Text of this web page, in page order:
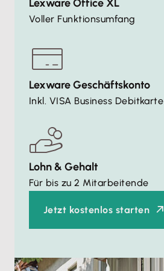
Lexware Office XL
Voller Funktionsumfang
Lexware Geschäftskonto
Inkl. VISA Business Debitkarte
Lohn & Gehalt
Für bis zu 2 Mitarbeitende
Jetzt kostenlos starten